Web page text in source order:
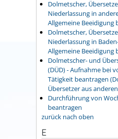
Dolmetscher,
Niederlassung in
Allgemeine Beeidigung
Dolmetscher,
Niederlassung in
Allgemeine Beeidigung
Dolmetscher- und
(DÜD) - Aufnahme bei
Tätigkeit beantragen
Übersetzer aus
Durchführung von
beantragen
zurück nach oben
E